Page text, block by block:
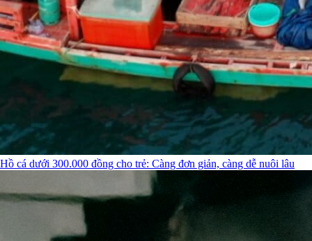
Hồ cá dưới 300.000 đồng cho trẻ: Càng đơn giản, càng dễ nuôi lâu